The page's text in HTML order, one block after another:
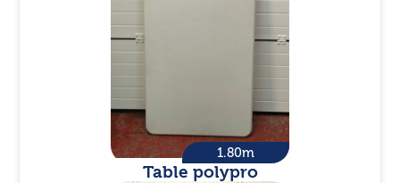
1.80m
Table polypro